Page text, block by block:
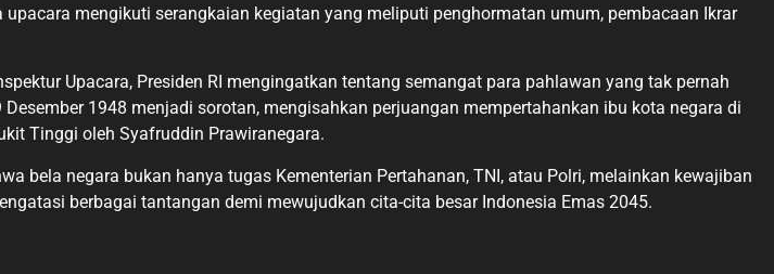
mengikuti serangkaian kegiatan yang meliputi penghormatan umum, pembacaan Ikrar
Upacara, Presiden RI mengingatkan tentang semangat para pahlawan yang tak pernah
1948 menjadi sorotan, mengisahkan perjuangan mempertahankan ibu kota negara di
Tinggi oleh Syafruddin Prawiranegara.
bela negara bukan hanya tugas Kementerian Pertahanan, TNI, atau Polri, melainkan kewajiban
berbagai tantangan demi mewujudkan cita-cita besar Indonesia Emas 2045.